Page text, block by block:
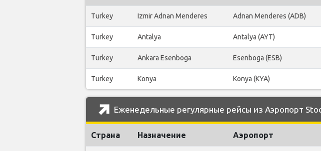
Turkey Izmir Adnan Menderes Adnan Menderes (ADB)
Turkey Antalya Antalya (AYT)
Turkey Ankara Esenboga Esenboga (ESB)
Turkey Konya Konya (KYA)
Еженедельные регулярные рейсы из Аэропорт
Страна Назначение Аэропорт